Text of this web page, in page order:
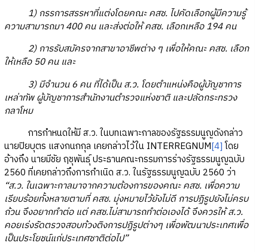
1) กรรการสรรหาที่แต่งโดยคณะ คสช. ไปคัดเลือกผู้มีความรู้
ความสามารถมา 400 คน และส่งต่อให้ คสช. เลือกเหลือ 194 คน
2) การรับสมัครจากสาขาอาชีพต่าง ๆ เพื่อให้คณะ คสช. เลือก
ให้เหลือ 50 คน และ
3) มีจำนวน 6 คน ที่ได้เป็น ส.ว. โดยตำแหน่งคือผู้บัญชาการ
เหล่าทัพ ผู้บัญชาการสำนักงานตำรวจแห่งชาติ และปลัดกระทรวง
กลาโหม
การกำหนดให้มี ส.ว. ในบทเฉพาะกาลของรัฐธรรมนูญดังกล่าว
นายปิยบุตร แสงกนกกุล เคยกล่าวไว้ใน INTERREGNUM[4]โดย
อ้างถึง นายมีชัย ฤชุพันธุ์ ประธานคณะกรรมการร่างรัฐธรรมนูญฉบับ
2560 ที่เคยกล่าวถึงการกำเนิด ส.ว. ในรัฐธรรมนูญฉบับ 2560 ว่า
“ส.ว. ในเฉพาะกาลมาจากความต้องการของคณะ คสช. เพื่อความ
เรียบร้อยทั้งหลายตามที่ คสช. มุ่งหมายไว้ยังไม่ดี การปฏิรูปยังไม่ครบ
ถ้วน จึงอยากทำต่อ แต่ คสช.ไม่สามารถทำต่อเองได้ จึงควรให้ ส.ว.
คอยเร่งรัดตรวจสอบท้วงติงการปฏิรูปต่างๆ เพื่อพัฒนาประเทศเพื่อ
เป็นประโยชน์แก่ประเทศชาติต่อไป”